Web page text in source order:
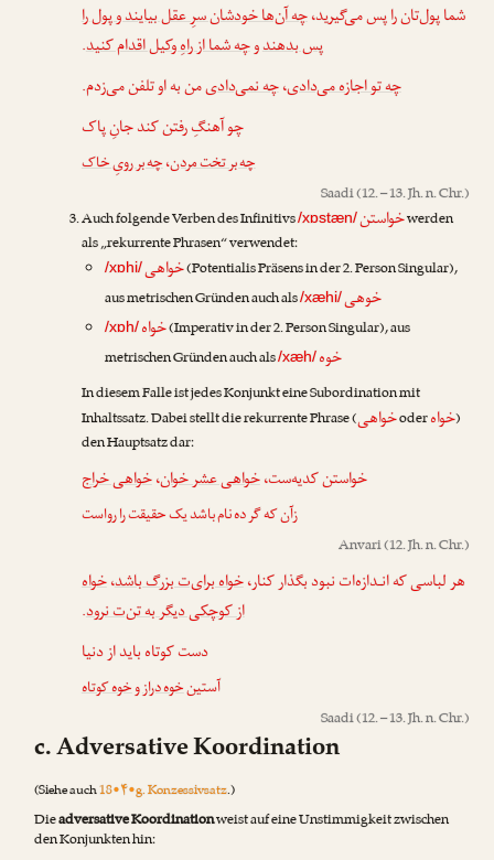
شما پول‌تان را پس می‌گیرید،چه آن‌ها خودشان سرِ عقل بیایند و پول را
پس بدهندوچه شما از راهِ وکیل اقدام کنید.
چه تو اجازه می‌دادی،چه نمی‌دادیمن به او تلفن می‌زدم.
چو آهنگِ رفتن کند جانِ پاک
چه بر تخت مردن،چه بر رویِ خاک
Saadi(12. – 13. Jh. n. Chr.)
Auch folgende Verben des Infinitivs/xɒstæn/خواستنwerden
als „rekurrente Phrasen“ verwendet:
/xɒhi/خواهی(Potentialis Präsens in der 2. Person Singular),
aus metrischen Gründen auch als/xæhi/خوهی
/xɒh/خواه(Imperativ in der 2. Person Singular), aus
metrischen Gründen auch als/xæh/خوه
In diesem Falle ist jedes Konjunkt eine Subordination mit
Inhaltssatz. Dabei stellt die rekurrente Phrase (خواهیoderخواه)
den Hauptsatz dar:
خواستن کدیه‌ست،خواهی عشر خوان،خواهی خراج
زآن که گر ده نام باشد یک حقیقت را رواست
Anvari(12. Jh. n. Chr.)
هر لباسی که انـدازه‌ات نبود بگذار کنار،خواه برای‌ت بزرگ باشد،خواه
از کوچکی دیگر به تن‌ت نرود.
دست کوتاه باید از دنیا
آستینخوه درازوخوه کوتاه
Saadi(12. – 13. Jh. n. Chr.)
c. Adversative Koordination
(Siehe auch18•۴•g. Konzessivsatz.)
Dieadversative Koordinationweist auf eine Unstimmigkeit zwischen
den Konjunkten hin: